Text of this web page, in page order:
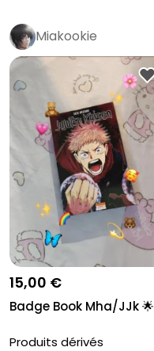
Miakookie
15,00 €
Badge Book Mha/JJk 🌟
Produits dérivés